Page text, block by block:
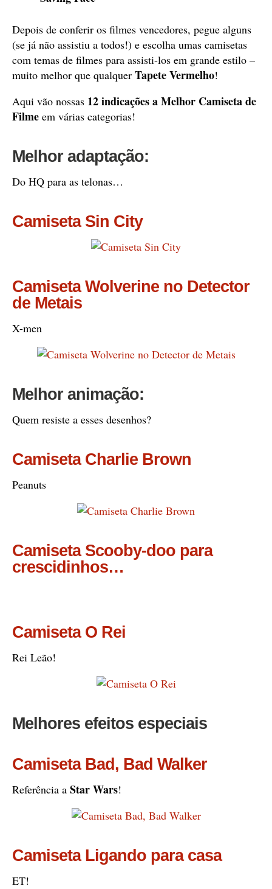
Depois de conferir os filmes vencedores, pegue alguns
(se já não assistiu a todos!) e escolha umas camisetas
com temas de filmes para assisti-los em grande estilo –
muito melhor que qualquer Tapete Vermelho!
Aqui vão nossas 12 indicações a Melhor Camiseta de
Filme em várias categorias!
Melhor adaptação:
Do HQ para as telonas…
Camiseta Sin City
Camiseta Wolverine no Detector
de Metais
X-men
Melhor animação:
Quem resiste a esses desenhos?
Camiseta Charlie Brown
Peanuts
Camiseta Scooby-doo para
crescidinhos…
Camiseta O Rei
Rei Leão!
Melhores efeitos especiais
Camiseta Bad, Bad Walker
Referência a Star Wars!
Camiseta Ligando para casa
ET!